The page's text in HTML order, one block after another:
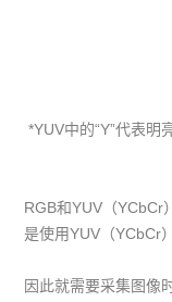
*YUV中的“Y”代表明
RGB和YUV（YCbCr
是使用YUV（YCbCr
因此就需要采集图像